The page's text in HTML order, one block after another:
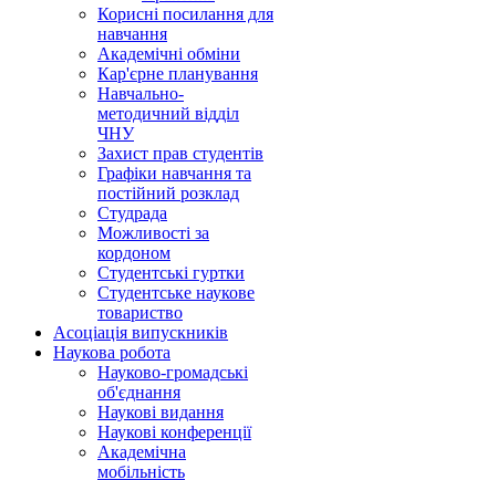
Корисні посилання для
навчання
Академічні обміни
Кар'єрне планування
Навчально-
методичний відділ
ЧНУ
Захист прав студентів
Графіки навчання та
постійний розклад
Студрада
Можливості за
кордоном
Студентські гуртки
Студентське наукове
товариство
Асоціація випускників
Наукова робота
Науково-громадські
об'єднання
Наукові видання
Наукові конференції
Академічна
мобільність